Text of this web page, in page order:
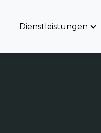
Dienstleistungen